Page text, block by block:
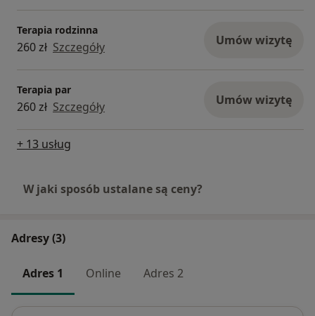
Terapia rodzinna
260 zł Szczegóły Umów wizytę
Terapia par
260 zł Szczegóły Umów wizytę
+ 13 usług
W jaki sposób ustalane są ceny?
Adresy (3)
Adres 1 Online Adres 2